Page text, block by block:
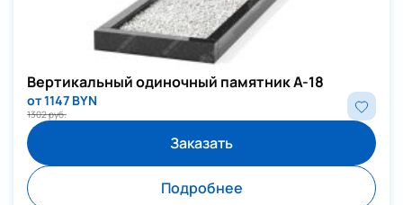
Вертикальный одиночный памятник А-18
от 1147 BYN
1302 руб.
Заказать
Подробнее